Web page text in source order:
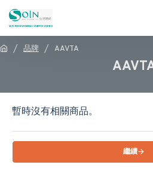
品牌 AAVTA
暫時沒有相關商品。
繼續